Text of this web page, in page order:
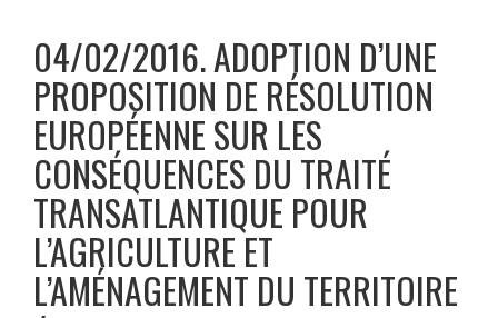
04/02/2016. ADOPTION D’UNE
PROPOSITION DE RÉSOLUTION
EUROPÉENNE SUR LES
CONSÉQUENCES DU TRAITÉ
TRANSATLANTIQUE POUR
L’AGRICULTURE ET
L’AMÉNAGEMENT DU TERRITOIRE